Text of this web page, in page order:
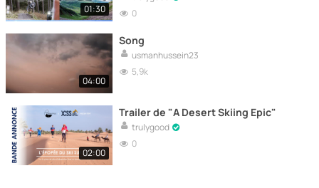
01:30
0
04:00
Song
usmanhussein23
5,9k
02:00
Trailer de "A Desert Skiing Epic"
trulygood
0